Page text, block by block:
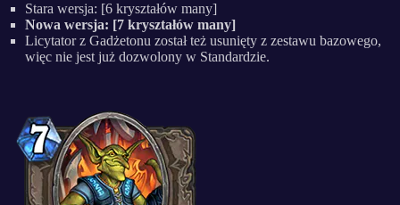
Stara wersja: [6 kryształów many]
Nowa wersja: [7 kryształów many]
Licytator z Gadżetonu został też usunięty z zestawu bazowego,
więc nie jest już dozwolony w Standardzie.